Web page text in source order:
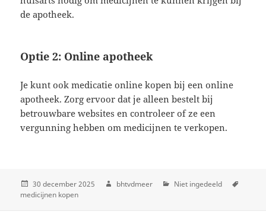
de apotheek.
Optie 2: Online apotheek
Je kunt ook medicatie online kopen bij een online
apotheek. Zorg ervoor dat je alleen bestelt bij
betrouwbare websites en controleer of ze een
vergunning hebben om medicijnen te verkopen.
30 december 2025 bhtvdmeer
Niet ingedeeld
medicijnen kopen